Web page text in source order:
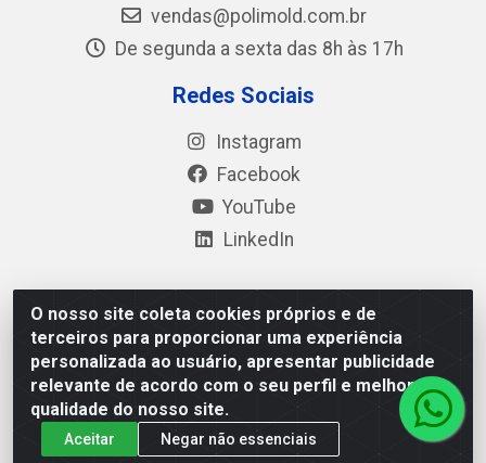
O nosso site coleta cookies próprios e de
terceiros para proporcionar uma experiência
personalizada ao usuário, apresentar publicidade
relevante de acordo com o seu perfil e melhorar a
qualidade do nosso site.
Aceitar Negar não essenciais
vendas@polimold.com.br
De segunda a sexta das 8h às 17h
Redes Sociais
Instagram
Facebook
YouTube
LinkedIn
Polimold Industrial Ltda - Estrada dos Casa, 4585 – São
Bernardo do Campo / SP – CEP: 09.840-000 - CNPJ
44.106.466/0001-41